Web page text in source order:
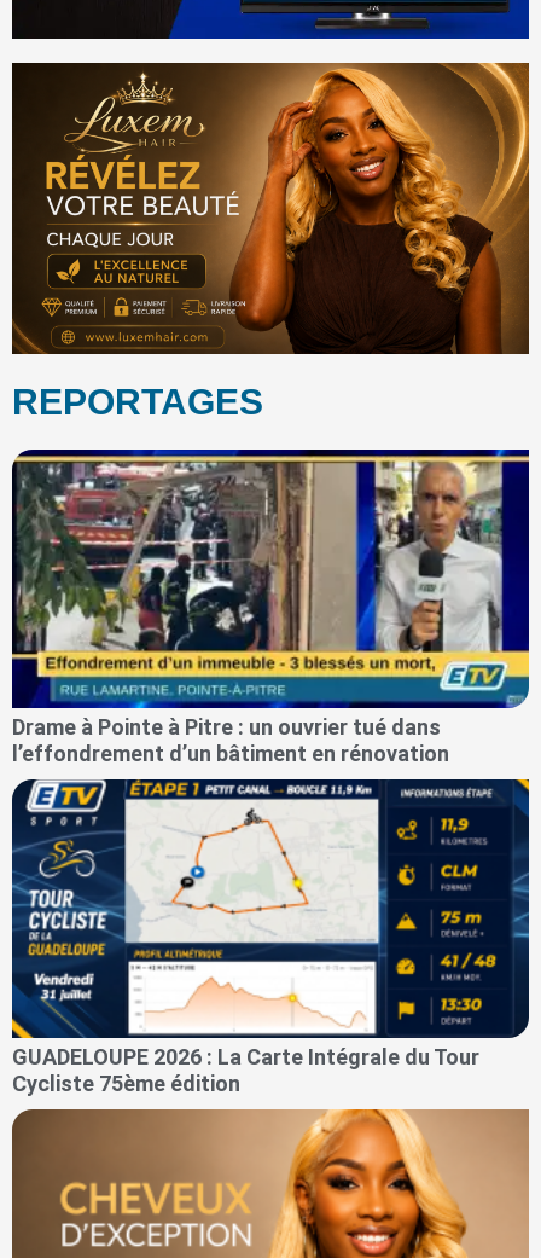
REPORTAGES
Drame à Pointe à Pitre : un ouvrier tué dans
l’effondrement d’un bâtiment en rénovation
GUADELOUPE 2026 : La Carte Intégrale du Tour
Cycliste 75ème édition